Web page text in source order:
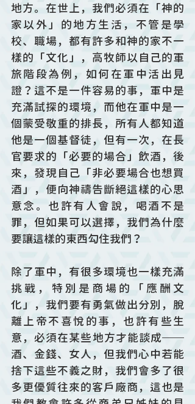
地方。在世上，我們必須在「神的
家以外」的地方生活，不管是學
校、職場，都有許多和神的家不一
樣的「文化」，高牧師以自己的軍
旅階段為例，如何在軍中活出見
證？這不是一件容易的事，軍中是
充滿試探的環境，而他在軍中是一
個蒙受敬重的排長，所有人都知道
他是一個基督徒，但有一次，在長
官要求的「必要的場合」飲酒，後
來，發現自己「非必要場合也想買
酒」，便向神禱告斷絕這樣的心思
意念。也許有人會說，喝酒不是
罪，但如果可以選擇，我們為什麼
要讓這樣的東西勾住我們？
除了軍中，有很多環境也一樣充滿
挑戰，特別是商場的「應酬文
化」，我們要有勇氣做出分別，脫
離上帝不喜悅的事，也許有些生
意，必須在某些地方才能談成──
酒、金錢、女人，但我們心中若能
捨下這些不義之財，我們會多了很
多更優質往來的客戶廠商，這也是